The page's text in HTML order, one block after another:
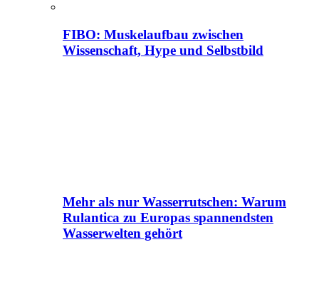
FIBO: Muskelaufbau zwischen
Wissenschaft, Hype und Selbstbild
Mehr als nur Wasserrutschen: Warum
Rulantica zu Europas spannendsten
Wasserwelten gehört